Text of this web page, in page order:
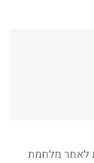
לאחר מלחמת